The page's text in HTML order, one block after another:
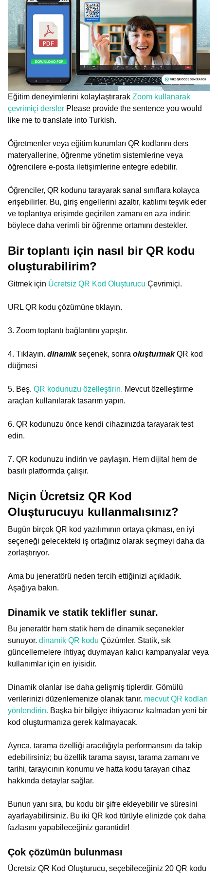
Eğitim deneyimlerini kolaylaştırarak Zoom kullanarak
çevrimiçi dersler Please provide the sentence you would
like me to translate into Turkish.
Öğretmenler veya eğitim kurumları QR kodlarını ders
materyallerine, öğrenme yönetim sistemlerine veya
öğrencilere e-posta iletişimlerine entegre edebilir.
Öğrenciler, QR kodunu tarayarak sanal sınıflara kolayca
erişebilirler. Bu, giriş engellerini azaltır, katılımı teşvik eder
ve toplantıya erişimde geçirilen zamanı en aza indirir;
böylece daha verimli bir öğrenme ortamını destekler.
Bir toplantı için nasıl bir QR kodu
oluşturabilirim?
Gitmek için Ücretsiz QR Kod Oluşturucu Çevrimiçi.
URL QR kodu çözümüne tıklayın.
3. Zoom toplantı bağlantını yapıştır.
4. Tıklayın. dinamikseçenek, sonra oluşturmakQR kod
düğmesi
5. Beş. QR kodunuzu özelleştirin. Mevcut özelleştirme
araçları kullanılarak tasarım yapın.
6. QR kodunuzu önce kendi cihazınızda tarayarak test
edin.
7. QR kodunuzu indirin ve paylaşın. Hem dijital hem de
basılı platformda çalışır.
Niçin Ücretsiz QR Kod
Oluşturucuyu kullanmalısınız?
Bugün birçok QR kod yazılımının ortaya çıkması, en iyi
seçeneği gelecekteki iş ortağınız olarak seçmeyi daha da
zorlaştırıyor.
Ama bu jeneratörü neden tercih ettiğinizi açıkladık.
Aşağıya bakın.
Dinamik ve statik teklifler sunar.
Bu jeneratör hem statik hem de dinamik seçenekler
sunuyor. dinamik QR kodu Çözümler. Statik, sık
güncellemelere ihtiyaç duymayan kalıcı kampanyalar veya
kullanımlar için en iyisidir.
Dinamik olanlar ise daha gelişmiş tiplerdir. Gömülü
verilerinizi düzenlemenize olanak tanır. mecvut QR kodları
yönlendirin. Başka bir bilgiye ihtiyacınız kalmadan yeni bir
kod oluşturmanıza gerek kalmayacak.
Ayrıca, tarama özelliği aracılığıyla performansını da takip
edebilirsiniz; bu özellik tarama sayısı, tarama zamanı ve
tarihi, tarayıcının konumu ve hatta kodu tarayan cihaz
hakkında detaylar sağlar.
Bunun yanı sıra, bu kodu bir şifre ekleyebilir ve süresini
ayarlayabilirsiniz. Bu iki QR kod türüyle elinizde çok daha
fazlasını yapabileceğiniz garantidir!
Çok çözümün bulunması
Ücretsiz QR Kod Oluşturucu, seçebileceğiniz 20 QR kodu